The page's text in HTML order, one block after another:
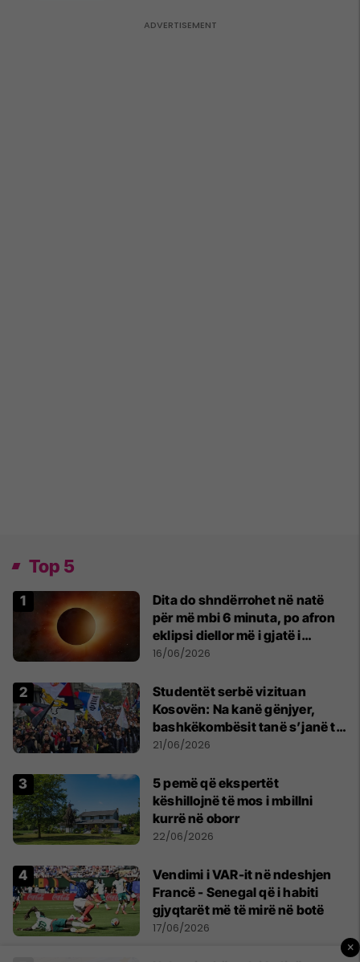
Top 5
Dita do shndërrohet në natë
për më mbi 6 minuta, po afron
eklipsi diellor më i gjatë i
shekullit të 21-të
16/06/2026
Studentët serbë vizituan
Kosovën: Na kanë gënjyer,
bashkëkombësit tanë s’janë të
shtypur
21/06/2026
5 pemë që ekspertët
këshillojnë të mos i mbillni
kurrë në oborr
22/06/2026
Vendimi i VAR-it në ndeshjen
Francë - Senegal që i habiti
gjyqtarët më të mirë në botë
17/06/2026
×